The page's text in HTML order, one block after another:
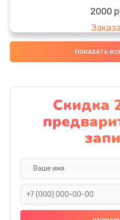
2000
Ремонт
Ремонт
1320
ПОКАЗАТЬ
Скидка